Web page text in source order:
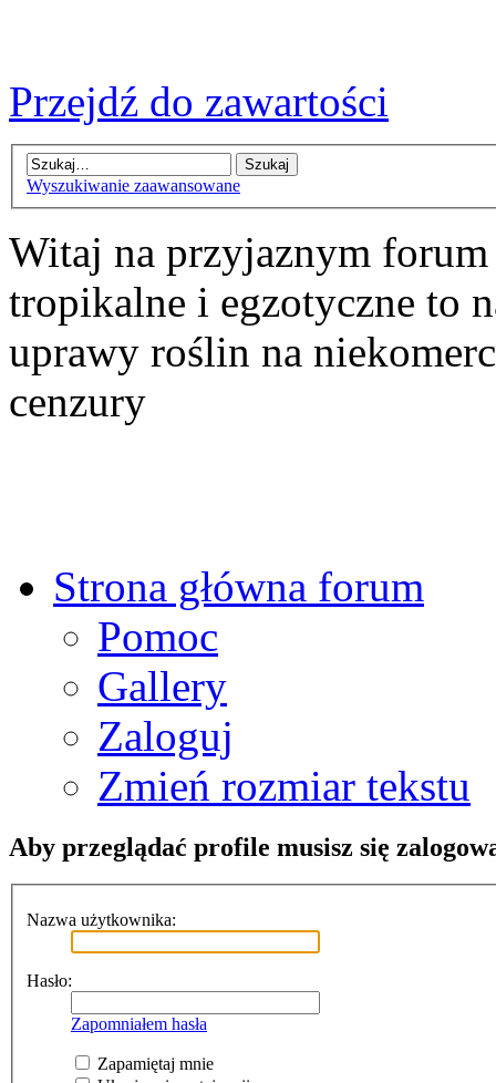
Przejdź do zawartości
Wyszukiwanie zaawansowane
Witaj na przyjaznym
tropikalne i egzotyczne to
uprawy roślin na
cenzury
Strona główna forum
Pomoc
Gallery
Zaloguj
Zmień rozmiar tekstu
Aby przeglądać profile musisz się
Nazwa użytkownika:
Hasło:
Zapomniałem hasła
Zapamiętaj mnie